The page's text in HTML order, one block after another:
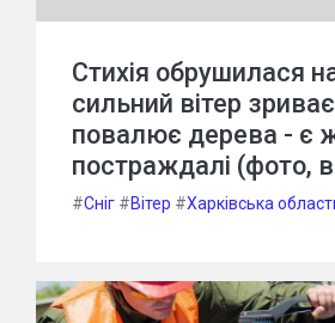
Стихія обрушилася
сильний вітер
повалює дерева - є
постраждалі (фото,
#Сніг #Вітер #Харківська